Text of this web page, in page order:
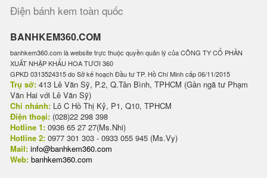
Điện bánh kem toàn quốc
BANHKEM360.COM
banhkem360.com là website trực thuộc quyền quản lý của CÔNG TY CỔ PHẦN
XUẤT NHẬP KHẨU HOA TƯƠI 360
GPKD 0313524315 do Sở kế hoạch Đầu tư TP. Hồ Chí Minh cấp 06/11/2015
Trụ sở: 413 Lê Văn Sỹ, P.2, Q.Tân Bình, TPHCM (Gần ngã tư Phạm
Văn Hai với Lê Văn Sỹ)
Chi nhánh: Lô C Hồ Thị Kỷ, P1, Q10, TPHCM
Điện thoại: (028)22 298 398
Hotline 1: 0936 65 27 27(Ms.Nhi)
Hotline 2: 0977 301 303 - 0933 055 945 (Ms.Vy)
Mail: info@banhkem360.com
Web: banhkem360.com